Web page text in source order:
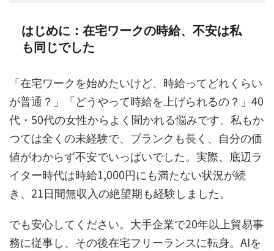
はじめに：在宅ワークの時給、不安は私
も同じでした
「在宅ワークを始めたいけど、時給ってどれくらい
が普通？」「どうやって時給を上げられるの？」40
代・50代の女性からよく聞かれる悩みです。私もか
つては全くの未経験で、ブランクも長く、自分の価
値がわからず不安でいっぱいでした。実際、底辺ラ
イター時代は時給1,000円にも満たない状況が続
き、21日間無収入の絶望期も経験しました。
でも安心してください。大手企業で20年以上貿易事
務に従事し、その後在宅フリーランスに転身。AIを